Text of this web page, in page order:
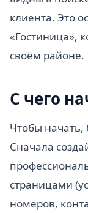
клиента. Это
«Гостиница»,
своём районе.
С чего
Чтобы
Сначала
страницами
номеров,